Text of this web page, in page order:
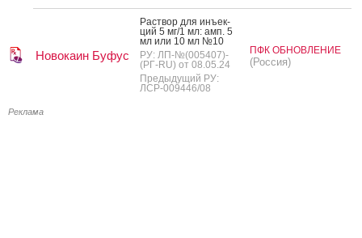
Новокаин Буфус
Рас­твор для инъ­ек­
ций 5 мг/1 мл: амп. 5
мл или 10 мл №10
РУ: ЛП-№(005407)-
(РГ-RU) от 08.05.24
Предыдущий РУ:
ЛСР-009446/08
ПФК ОБНОВЛЕНИЕ
(Россия)
Реклама